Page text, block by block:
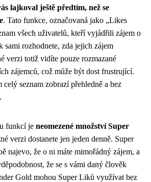
lajkoval ještě předtím, než se
. Tato funkce, označovaná jako „Likes
všech uživatelů, kteří vyjádřili zájem o
sami rozhodnete, zda jejich zájem
verzi totiž vidíte pouze rozmazané
zájemců, což může být dost frustrující.
seznam zobrazí přehledně a bez
funkcí je neomezené množství Super
verzi dostanete jen jeden denně. Super
najevo, že o ni máte mimořádný zájem, a
že se s vámi daný člověk
Gold mohou Super Liků využívat bez